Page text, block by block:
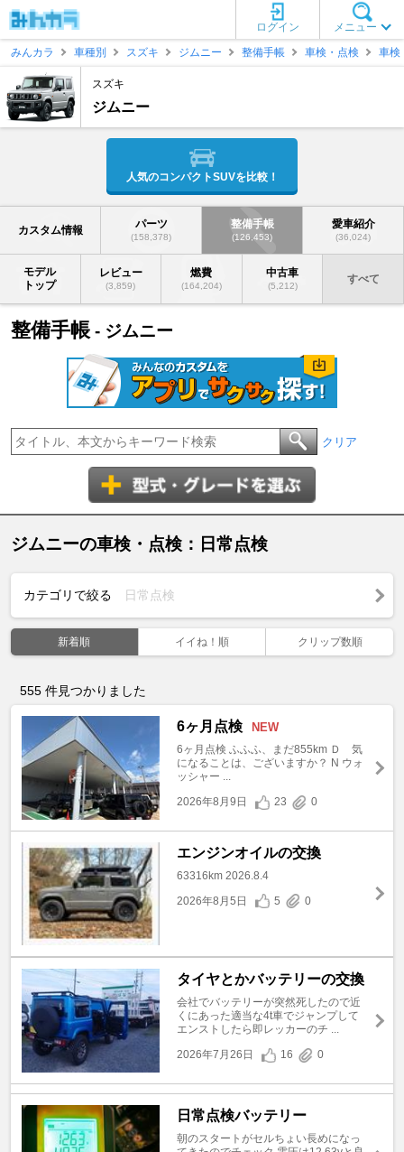
メニュー
ログイン
みんカラ
車種別 スズキ ジムニー 整備手帳 車検・点検 車検
スズキ
ジムニー
人気のコンパクトSUVを比較！
カスタム情報 パーツ
(158,378)
整備手帳
(126,453)
愛車紹介
(36,024)
モデル
トップ
レビュー
(3,859)
燃費
(164,204)
中古車
(5,212)
すべて
整備手帳 - ジムニー
クリア
ジムニーの車検・点検：日常点検
カテゴリで絞る 日常点検
新着順 イイね！順 クリップ数順
555 件見つかりました
6ヶ月点検 NEW
6ヶ月点検 ふふふ、まだ855km Ｄ 気
になることは、ございますか？ N ウォ
ッシャー ...
2026年8月9日
23 0
エンジンオイルの交換
63316km 2026.8.4
2026年8月5日
5 0
タイヤとかバッテリーの交換
会社でバッテリーが突然死したので近
くにあった適当な4t車でジャンプして
エンストしたら即レッカーのチ ...
2026年7月26日
16 0
日常点検バッテリー
朝のスタートがセルちょい長めになっ